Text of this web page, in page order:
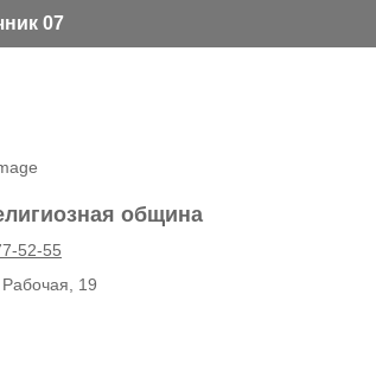
07
община
52-55
Рабочая, 19